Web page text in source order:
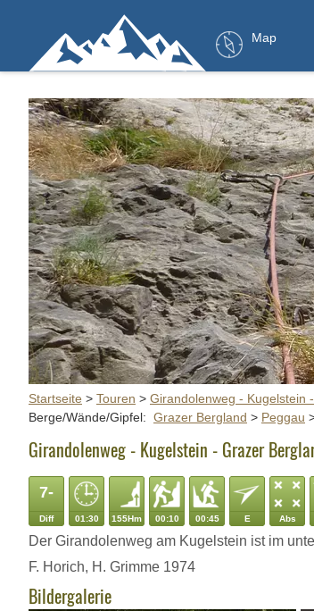
Map
Startseite > Touren > Girandolenweg - Kugelstein
Berge/Wände/Gipfel: Grazer Bergland > Peggau
Girandolenweg - Kugelstein - Grazer
7-
Diff 01:30 155Hm 00:10 00:45 E Abs
Der Girandolenweg am Kugelstein ist im
F. Horich, H. Grimme 1974
Bildergalerie